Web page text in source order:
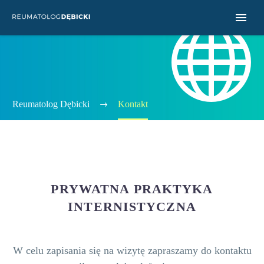


Reumatolog Dębicki Kontakt
PRYWATNA PRAKTYKA
INTERNISTYCZNA
W celu zapisania się na wizytę zapraszamy do kontaktu